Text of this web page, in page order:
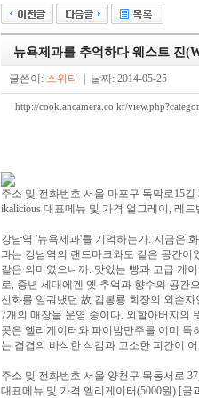
뉴욕제과를 추억하다 웨스트 진
글쓴이: 스위티 | 날짜: 2014-05-25
http://cook.ancamera.co.kr/
주소 및 전화번호 서울 마포구 독막로15길
ikalicious 대표메뉴 및 가격 얼그레이, 레드
강남역 '뉴욕제과'를 기억하는가. 지금은
과는 강남역의 랜드마크와도 같은 공간이
같은 의미였으니까. 맛있는 빵과 고급 케
로, 중년 세대에겐 옛 추억과 향수의 공간
신화를 일궈냈던 故 김봉룡 회장의 외손
7개의 매장을 운영 중이다. 외할아버지의
곳은 엘리게이터와 파이밤만주를 이미 특
는 겹겹의 바삭한 식감과 고소한 피칸이
주소 및 전화번호 서울 양천구 목동서로
대표메뉴 및 가격 엘리게이터(5000원) [글